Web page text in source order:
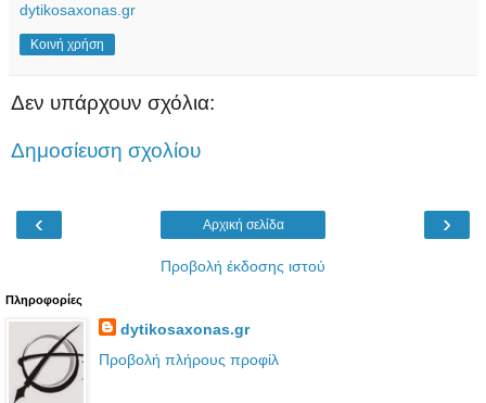
dytikosaxonas.gr
Κοινή χρήση
Δεν υπάρχουν σχόλια:
Δημοσίευση σχολίου
‹ ›
Αρχική σελίδα
Προβολή έκδοσης ιστού
Πληροφορίες
dytikosaxonas.gr
Προβολή πλήρους προφίλ